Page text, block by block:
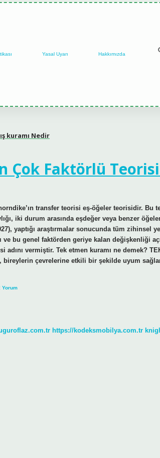
Yasal Uyarı Hakkımızda
kuramı Nedir
Çok Faktörlü
transfer teorisi eş-öğeler teorisidir. Bu
iki durum arasında eşdeğer veya benzer
yaptığı araştırmalar sonucunda tüm zihinsel
ve bu genel faktörden geriye kalan değişkenliği
vermiştir. Tek etmen kuramı ne demek?
bireylerin çevrelerine etkili bir şekilde uyum
Yorum
https://kodeksmobilya.com.tr